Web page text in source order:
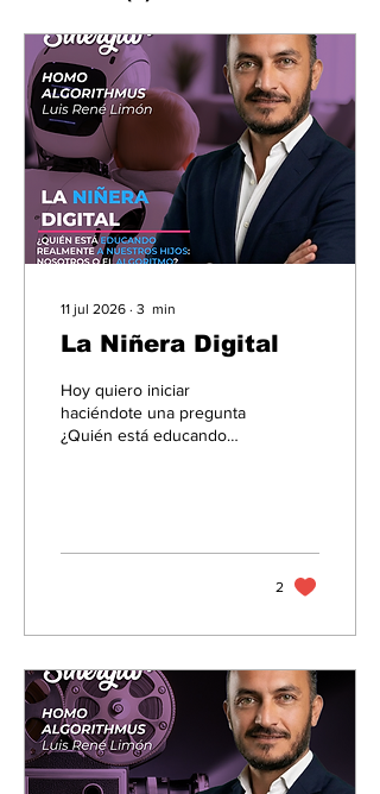
11 jul 2026 ∙ 3 min
La Niñera Digital
Hoy quiero iniciar
haciéndote una pregunta
¿Quién está educando
2